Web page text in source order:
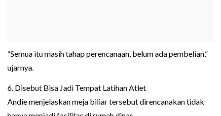
“Semua itu masih tahap perencanaan, belum ada pembelian,”
ujarnya.
6. Disebut Bisa Jadi Tempat Latihan Atlet
Andie menjelaskan meja biliar tersebut direncanakan tidak